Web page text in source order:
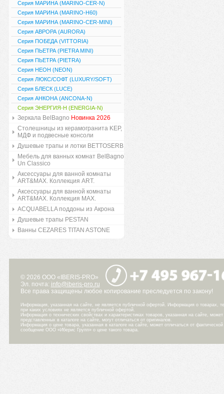
Серия МАРИНА (MARINO-CER-N)
Серия МАРИНА (MARINO-H60)
Серия МАРИНА (MARINO-CER-MINI)
Серия АВРОРА (AURORA)
Серия ПОБЕДА (VITTORIA)
Серия ПЬЕТРА (PIETRA MINI)
Серия ПЬЕТРА (PIETRA)
Серия НЕОН (NEON)
Серия ЛЮКС/СОФТ (LUXURY/SOFT)
Серия БЛЕСК (LUCE)
Серия АНКОНА (ANCONA-N)
Серия ЭНЕРГИЯ-Н (ENERGIA-N)
Зеркала BelBagno Новинка 2026
Столешницы из керамогранита KEP,
МДФ и подвесные консоли
Душевые трапы и лотки BETTOSERB
Мебель для ванных комнат BelBagno
Un Classico
Аксессуары для ванной комнаты
ART&MAX. Коллекция ART.
Аксессуары для ванной комнаты
ART&MAX. Коллекция MAX.
ACQUABELLA поддоны из Акрона
Душевые трапы PESTAN
Ванны CEZARES TITAN ASTONE
© 2026 ООО «IBERIS-PRO»
Эл. почта: info@iberis-pro.ru
Все права защищены любое копирование преследуется по закону!
Информация, указанная на сайте, не является публичной офертой. Информация о товарах,
при каких условиях не является публичной офертой.
Информация о технических свойствах и характеристиках товаров, указанная на сайте,
представленных в каталоге на сайте, могут отличаться от оригиналов.
Информация о цене товара, указанная в каталоге на сайте, может отличаться от
сообщение ООО «Иберис Групп» о цене такого товара.